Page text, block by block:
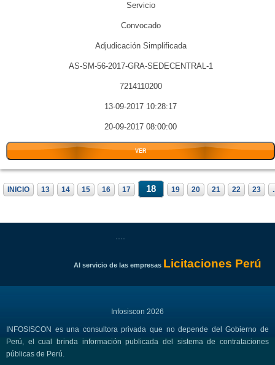
Servicio
Convocado
Adjudicación Simplificada
AS-SM-56-2017-GRA-SEDECENTRAL-1
7214110200
13-09-2017 10:28:17
20-09-2017 08:00:00
VER
INICIO 13 14 15 16 17 18 19 20 21 22 23
Al servicio de las empresas Licitaciones Perú
Infosiscon 2026
INFOSISCON es una consultora privada que no depende del Gobierno de
Perú, el cual brinda información publicada del sistema de contrataciones
públicas de Perú.